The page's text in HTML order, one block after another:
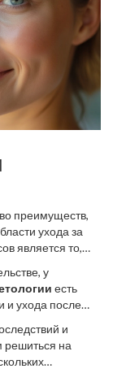
преимуществ,
ухода за
является то,
и
воздействие
более
что
у
есть
и ухода после
в лазерной
и
на
риски.